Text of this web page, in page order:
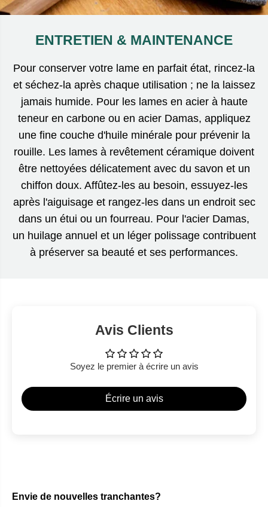
ENTRETIEN & MAINTENANCE
Pour conserver votre lame en parfait état, rincez-la
et séchez-la après chaque utilisation ; ne la laissez
jamais humide. Pour les lames en acier à haute
teneur en carbone ou en acier Damas, appliquez
une fine couche d'huile minérale pour prévenir la
rouille. Les lames à revêtement céramique doivent
être nettoyées délicatement avec du savon et un
chiffon doux. Affûtez-les au besoin, essuyez-les
après l'aiguisage et rangez-les dans un endroit sec
dans un étui ou un fourreau. Pour l'acier Damas,
un huilage annuel et un léger polissage contribuent
à préserver sa beauté et ses performances.
Avis Clients
Soyez le premier à écrire un avis
Écrire un avis
Envie de nouvelles tranchantes?